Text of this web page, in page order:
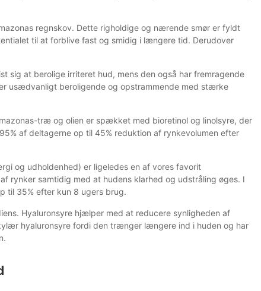
regnskov. Dette righoldige og nærende smør er fyldt
til at forblive fast og smidig i længere tid. Derudover
sig at berolige irriteret hud, mens den også har fremragende
usædvanligt beroligende og opstrammende med stærke
træ og olien er spækket med bioretinol og linolsyre, der
af deltagerne op til 45% reduktion af rynkevolumen efter
og udholdenhed) er ligeledes en af vores favorit
rynker samtidig med at hudens klarhed og udstråling øges. I
til 35% efter kun 8 ugers brug.
Hyaluronsyre hjælper med at reducere synligheden af
hyaluronsyre fordi den trænger længere ind i huden og har